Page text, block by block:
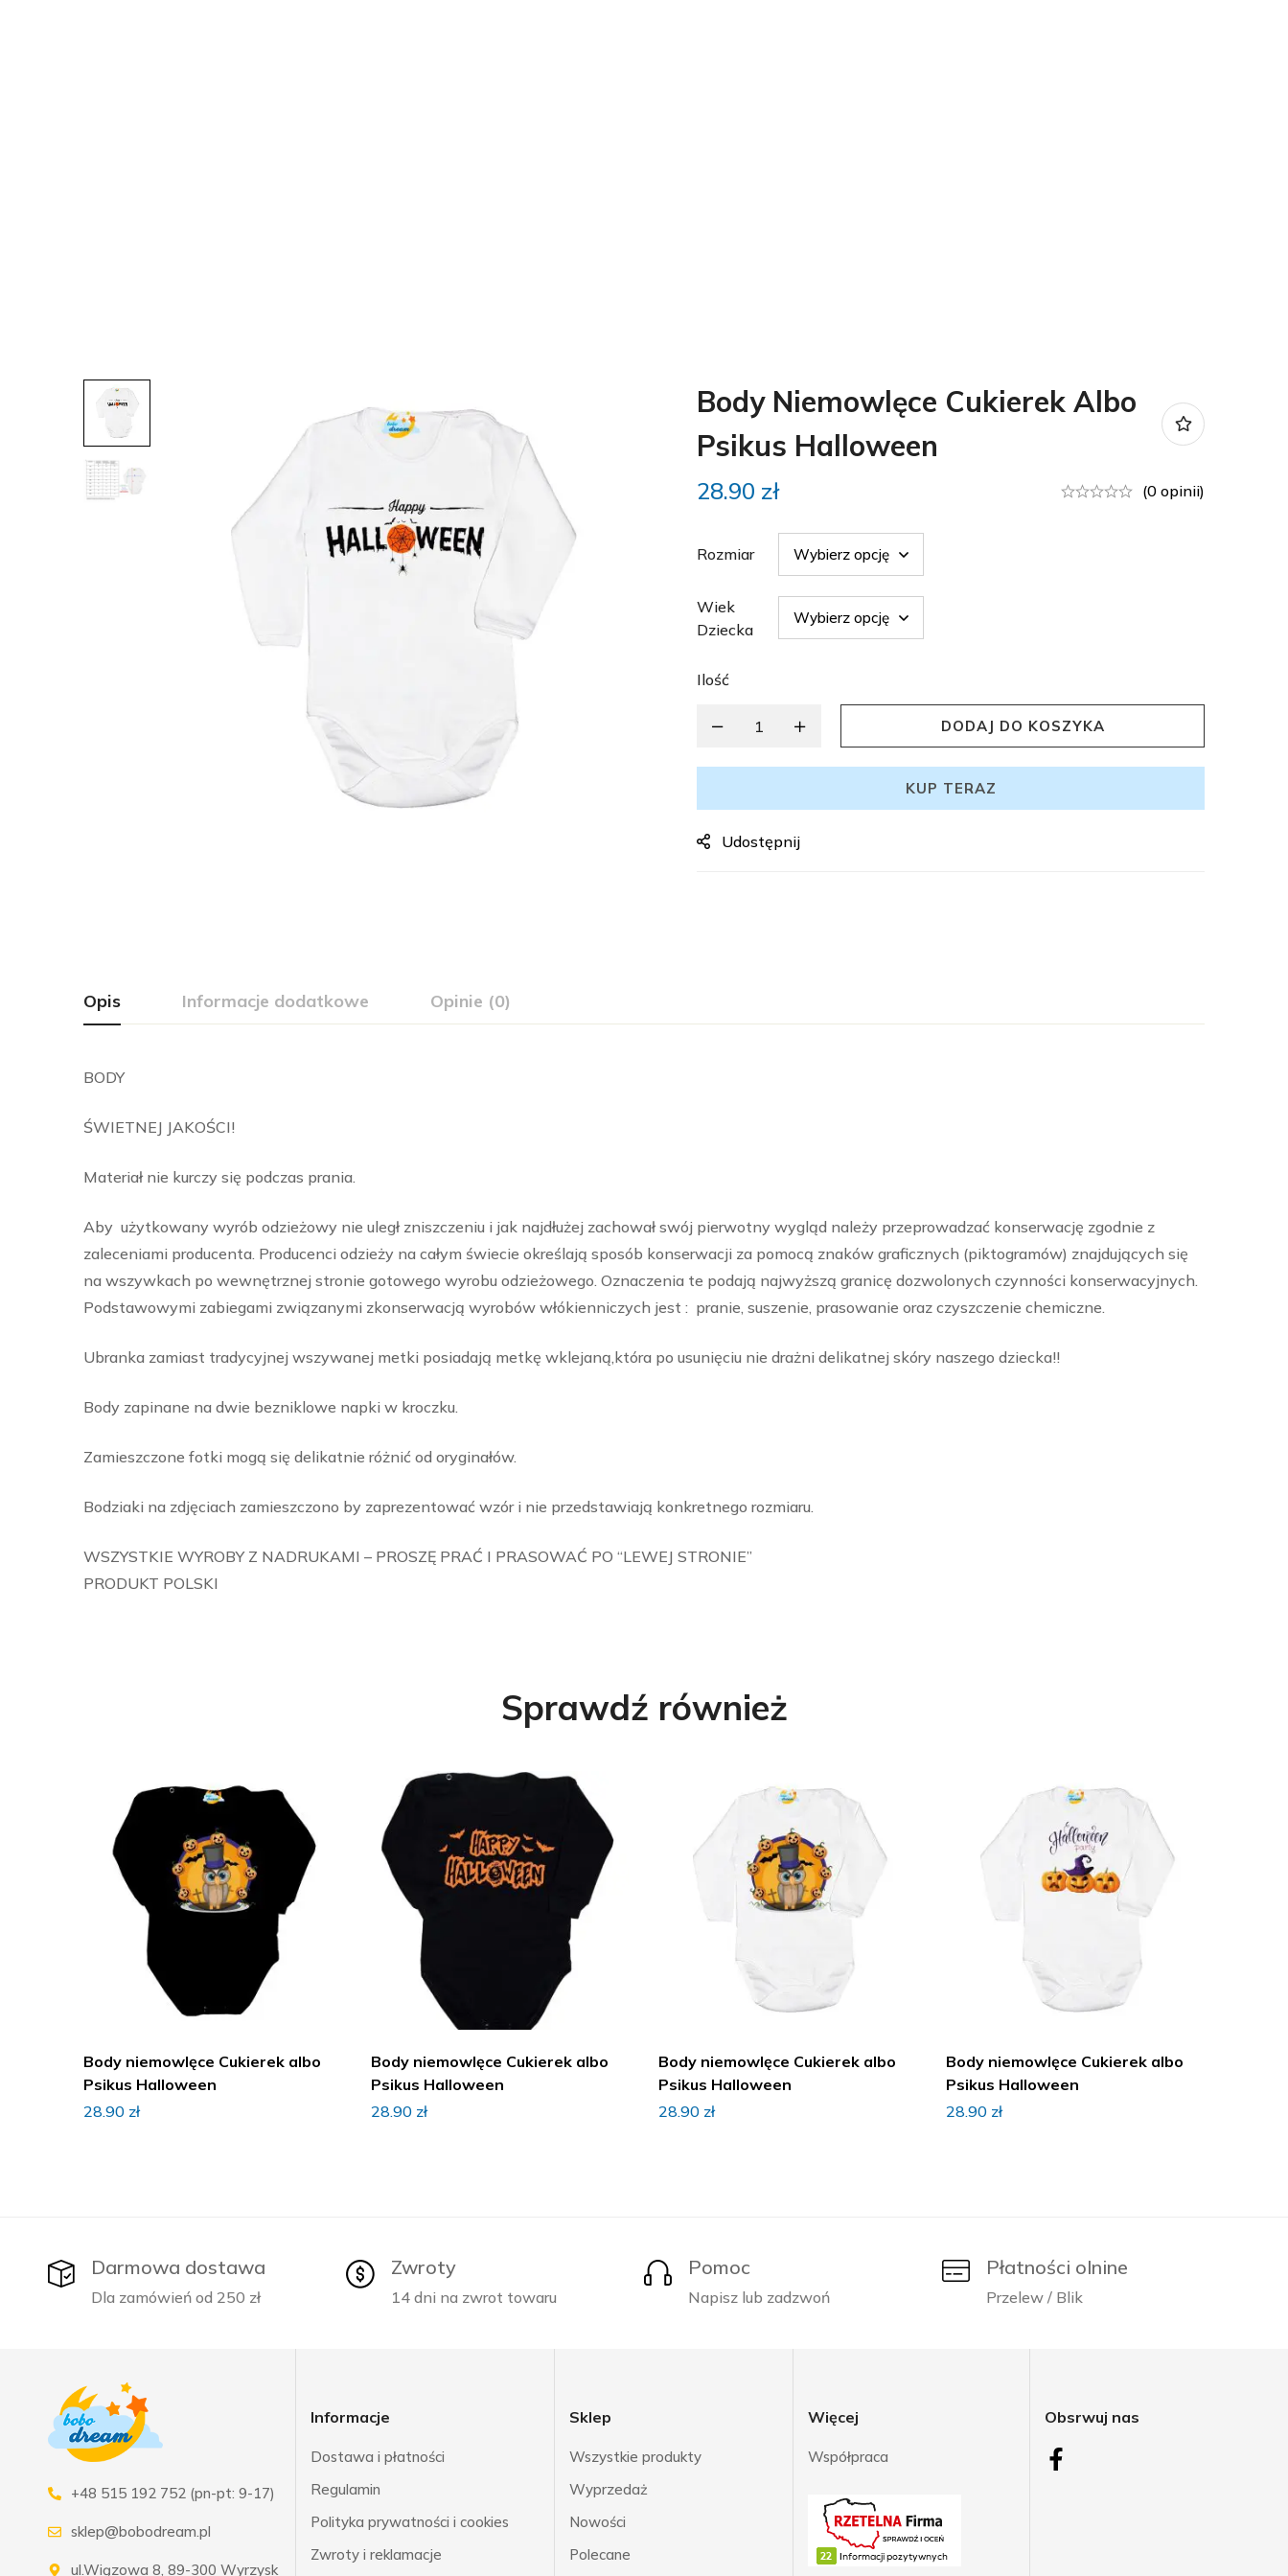
Body Niemowlęce Cukierek Albo
Psikus Halloween
28.90 zł (0 opinii)
Rozmiar
Wiek
Dziecka
Ilość
DODAJ DO KOSZYKA
KUP TERAZ
Udostępnij
Opis Informacje dodatkowe Opinie (0)
BODY
ŚWIETNEJ JAKOŚCI!
Materiał nie kurczy się podczas prania.
Aby użytkowany wyrób odzieżowy nie uległ zniszczeniu i jak najdłużej zachował swój pierwotny wygląd należy przeprowadzać konserwację zgodnie z
zaleceniami producenta. Producenci odzieży na całym świecie określają sposób konserwacji za pomocą znaków graficznych (piktogramów) znajdujących się
na wszywkach po wewnętrznej stronie gotowego wyrobu odzieżowego. Oznaczenia te podają najwyższą granicę dozwolonych czynności konserwacyjnych.
Podstawowymi zabiegami związanymi zkonserwacją wyrobów włókienniczych jest : pranie, suszenie, prasowanie oraz czyszczenie chemiczne.
Ubranka zamiast tradycyjnej wszywanej metki posiadają metkę wklejaną,która po usunięciu nie drażni delikatnej skóry naszego dziecka!!
Body zapinane na dwie bezniklowe napki w kroczku.
Zamieszczone fotki mogą się delikatnie różnić od oryginałów.
Bodziaki na zdjęciach zamieszczono by zaprezentować wzór i nie przedstawiają konkretnego rozmiaru.
WSZYSTKIE WYROBY Z NADRUKAMI – PROSZĘ PRAĆ I PRASOWAĆ PO “LEWEJ STRONIE”
PRODUKT POLSKI
Sprawdź również
Body niemowlęce Cukierek albo
Psikus Halloween
28.90 zł
Body niemowlęce Cukierek albo
Psikus Halloween
28.90 zł
Body niemowlęce Cukierek albo
Psikus Halloween
28.90 zł
Body niemowlęce Cukierek albo
Psikus Halloween
28.90 zł
Darmowa dostawa
Dla zamówień od 250 zł
Zwroty
14 dni na zwrot towaru
Pomoc
Napisz lub zadzwoń
Płatności olnine
Przelew / Blik
+48 515 192 752 (pn-pt: 9-17)
sklep@bobodream.pl
ul.Wiązowa 8, 89-300 Wyrzysk
Informacje
Dostawa i płatności
Regulamin
Polityka prywatności i cookies
Zwroty i reklamacje
Sklep
Wszystkie produkty
Wyprzedaż
Nowości
Polecane
Więcej
Współpraca
Obsrwuj nas